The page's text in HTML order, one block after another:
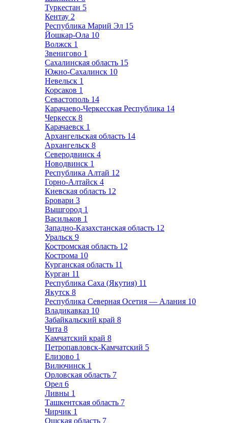
Туркестан 5
Кентау 2
Республика Марий Эл 15
Йошкар-Ола 10
Волжск 1
Звенигово 1
Сахалинская область 15
Южно-Сахалинск 10
Невельск 1
Корсаков 1
Севастополь 14
Карачаево-Черкесская Республика 14
Черкесск 8
Карачаевск 1
Архангельская область 14
Архангельск 8
Северодвинск 4
Новодвинск 1
Республика Алтай 12
Горно-Алтайск 4
Киевская область 12
Бровари 3
Вышгород 1
Васильков 1
Западно-Казахстанская область 12
Уральск 9
Костромская область 12
Кострома 10
Курганская область 11
Курган 11
Республика Саха (Якутия) 11
Якутск 8
Республика Северная Осетия — Алания 10
Владикавказ 10
Забайкальский край 8
Чита 8
Камчатский край 8
Петропавловск-Камчатский 5
Елизово 1
Вилючинск 1
Орловская область 7
Орел 6
Ливны 1
Ташкентская область 7
Чирчик 1
Ошская область 7